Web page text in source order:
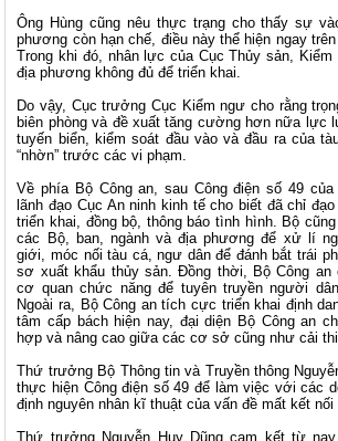
Ông Hùng cũng nêu thực trạng cho thấy sự
phương còn hạn chế, điều này thể hiện ngay
Trong khi đó, nhân lực của Cục Thủy sản,
địa phương không đủ để triển khai.
Do vậy, Cục trưởng Cục Kiểm ngư cho rằng
biên phòng và đề xuất tăng cường hơn nữa lực
tuyến biển, kiểm soát đầu vào và đầu ra của
“nhờn” trước các vi phạm.
Về phía Bộ Công an, sau Công điện số 49 của
lãnh đạo Cục An ninh kinh tế cho biết đã chỉ
triển khai, đồng bộ, thông báo tình hình. Bộ
các Bộ, ban, ngành và địa phương để xử lí
giới, móc nối tàu cá, ngư dân để đánh bắt trái
sơ xuất khẩu thủy sản. Đồng thời, Bộ Công an
cơ quan chức năng để tuyên truyền người
Ngoài ra, Bộ Công an tích cực triển khai định
tâm cấp bách hiện nay, đại diện Bộ Công an
hợp và nâng cao giữa các cơ sở cũng như cải
Thứ trưởng Bộ Thông tin và Truyền thông
thực hiện Công điện số 49 để làm việc với các
định nguyên nhân kĩ thuật của vấn đề mất kết nối
Thứ trưởng Nguyễn Huy Dũng cam kết từ